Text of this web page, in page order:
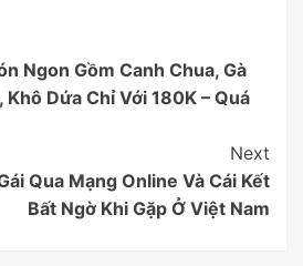
Ngon Gồm Canh Chua, Gà
Khô Dứa Chỉ Với 180K – Quá
Next
Qua Mạng Online Và Cái Kết
Bất Ngờ Khi Gặp Ở Việt Nam